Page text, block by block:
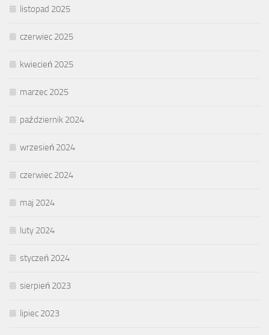
listopad 2025
czerwiec 2025
kwiecień 2025
marzec 2025
październik 2024
wrzesień 2024
czerwiec 2024
maj 2024
luty 2024
styczeń 2024
sierpień 2023
lipiec 2023